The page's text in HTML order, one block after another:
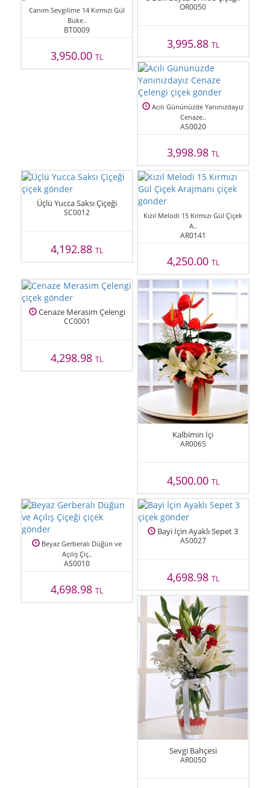
Canım Sevgilime 14 Kırmızı Gül
Buke..
BT0009
3,950.00TL
OR0050
3,995.88 TL
Acılı Gününüzde Yanınızdayız
Cenaze..
AS0020
3,998.98 TL
Üçlü Yucca Saksı Çiçeği
SC0012
4,192.88TL
Kızıl Melodi 15 Kırmızı Gül Çiçek
A..
AR0141
4,250.00 TL
Cenaze Merasim Çelengi
CC0001
4,298.98TL
Kalbimin İçi
AR0065
4,500.00 TL
Beyaz Gerberalı Düğün ve
Açılış Çiç..
AS0010
4,698.98TL
Bayi İçin Ayaklı Sepet 3
AS0027
4,698.98 TL
Sevgi Bahçesi
AR0050